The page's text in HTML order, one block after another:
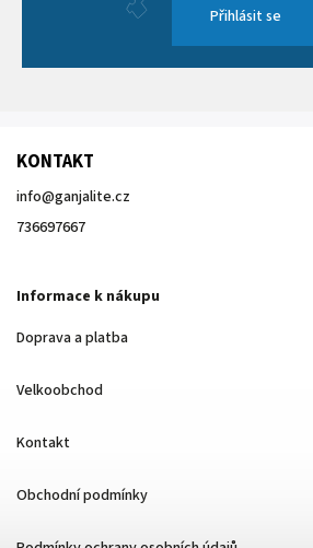
Přihlásit se
KONTAKT
info@ganjalite.cz
736697667
Informace k nákupu
Doprava a platba
Velkoobchod
Kontakt
Obchodní podmínky